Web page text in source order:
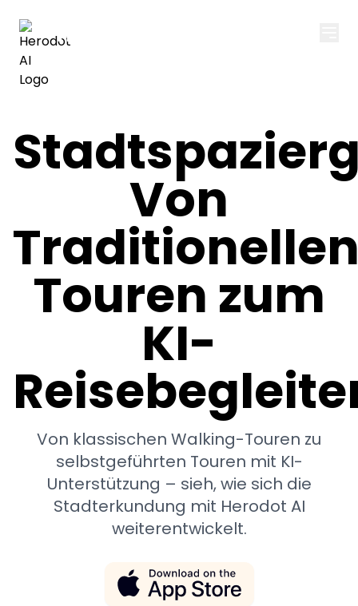
Herodot AI
Von
Touren zum
KI-
Von klassischen Walking-Touren zu
selbstgeführten Touren mit KI-
Unterstützung – sieh, wie sich die
Stadterkundung mit Herodot AI
weiterentwickelt.